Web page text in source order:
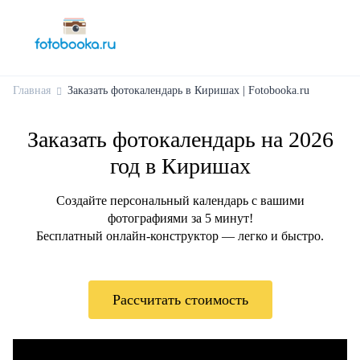
Главная Заказать фотокалендарь в Киришах | Fotobooka.ru
Заказать фотокалендарь на 2026
год в Киришах
Создайте персональный календарь с вашими
фотографиями за 5 минут!
Бесплатный онлайн-конструктор — легко и быстро.
Рассчитать стоимость